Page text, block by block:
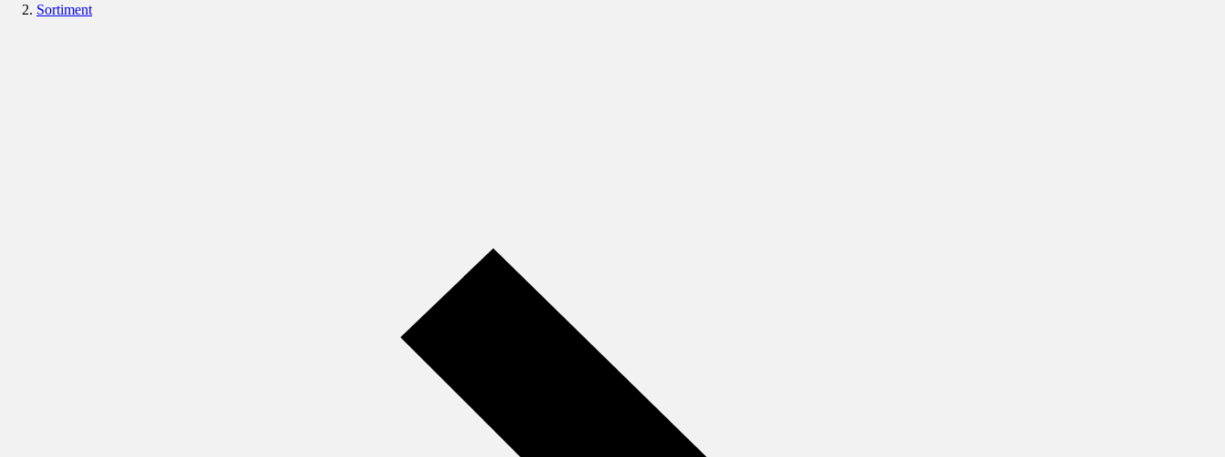
Sortiment